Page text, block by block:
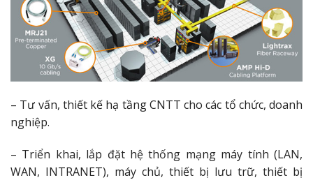
– Tư vấn, thiết kế hạ tầng CNTT cho các tổ chức, doanh
nghiệp.
– Triển khai, lắp đặt hệ thống mạng máy tính (LAN,
WAN, INTRANET), máy chủ, thiết bị lưu trữ, thiết bị